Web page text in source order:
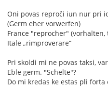
Oni povas reproĉi iun nur pri
(Germ eher vorwerfen)
France "reprocher" (vorhalten,
Itale „rimproverare“
Pri skoldi mi ne povas taksi,
Eble germ. "Schelte"?
Do mi kredas ke estas pli forta